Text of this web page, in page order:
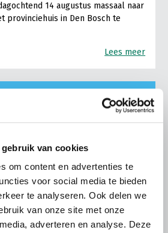
van cookies
om content en advertenties te
voor social media te bieden
te analyseren. Ook delen we
van onze site met onze
adverteren en analyse. Deze
14 augustus massaal naar
provinciehuis in Den Bosch te
Lees meer